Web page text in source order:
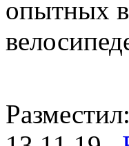
опытных
Разместил: